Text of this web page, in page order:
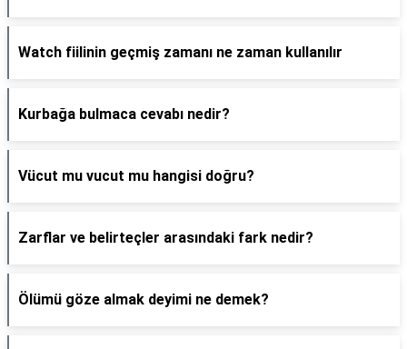
Watch fiilinin geçmiş zamanı ne zaman kullanılır
Kurbağa bulmaca cevabı nedir?
Vücut mu vucut mu hangisi doğru?
Zarflar ve belirteçler arasındaki fark nedir?
Ölümü göze almak deyimi ne demek?